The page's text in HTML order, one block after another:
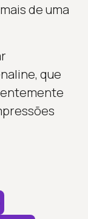
de uma
que